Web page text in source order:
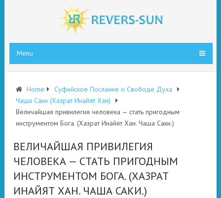
Menu
Home
Суфийское Послание о Свободе Духа
Чаша Саки (Хазрат Инайят Хан)
Величайшая привилегия человека — стать пригодным
инструментом Бога. (Хазрат Инайят Хан. Чаша Саки.)
ВЕЛИЧАЙШАЯ ПРИВИЛЕГИЯ
ЧЕЛОВЕКА — СТАТЬ ПРИГОДНЫМ
ИНСТРУМЕНТОМ БОГА. (ХАЗРАТ
ИНАЙЯТ ХАН. ЧАША САКИ.)